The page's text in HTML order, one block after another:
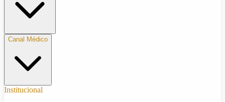
Canal Médico
Institucional